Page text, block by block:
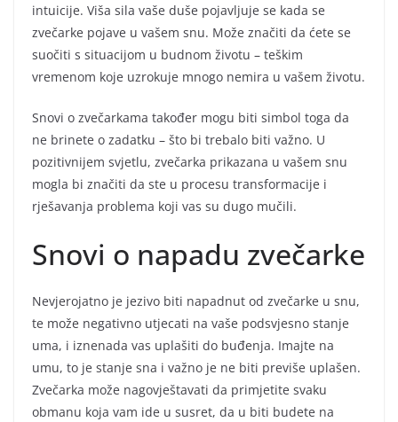
intuicije. Viša sila vaše duše pojavljuje se kada se
zvečarke pojave u vašem snu. Može značiti da ćete se
suočiti s situacijom u budnom životu – teškim
vremenom koje uzrokuje mnogo nemira u vašem životu.
Snovi o zvečarkama također mogu biti simbol toga da
ne brinete o zadatku – što bi trebalo biti važno. U
pozitivnijem svjetlu, zvečarka prikazana u vašem snu
mogla bi značiti da ste u procesu transformacije i
rješavanja problema koji vas su dugo mučili.
Snovi o napadu zvečarke
Nevjerojatno je jezivo biti napadnut od zvečarke u snu,
te može negativno utjecati na vaše podsvjesno stanje
uma, i iznenada vas uplašiti do buđenja. Imajte na
umu, to je stanje sna i važno je ne biti previše uplašen.
Zvečarka može nagovještavati da primjetite svaku
obmanu koja vam ide u susret, da u biti budete na